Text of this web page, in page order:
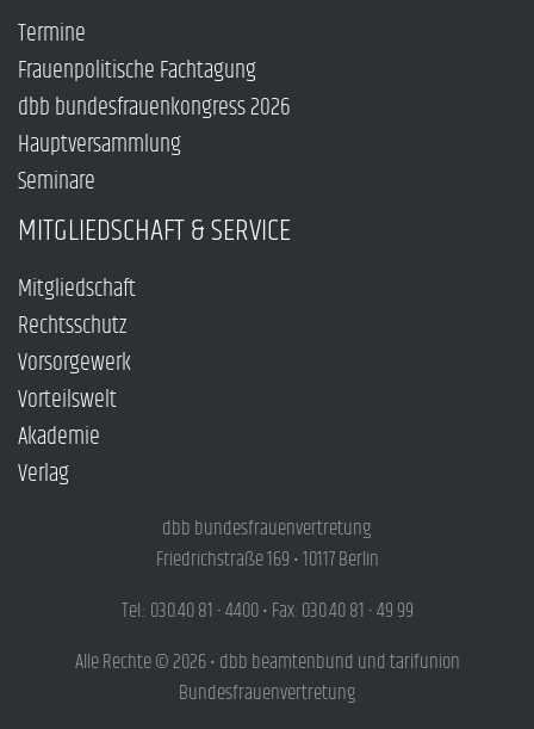
Termine
Frauenpolitische Fachtagung
dbb bundesfrauenkongress 2026
Hauptversammlung
Seminare
MITGLIEDSCHAFT & SERVICE
Mitgliedschaft
Rechtsschutz
Vorsorgewerk
Vorteilswelt
Akademie
Verlag
dbb bundesfrauenvertretung
Friedrichstraße 169 • 10117 Berlin
Tel.: 030.40 81 - 4400 • Fax: 030.40 81 - 49 99
Alle Rechte © 2026 • dbb beamtenbund und tarifunion
Bundesfrauenvertretung